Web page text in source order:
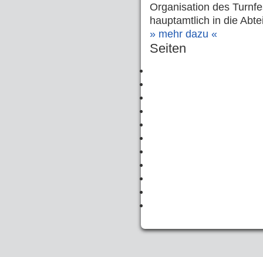
Organisation des
hauptamtlich in die
» mehr dazu «
Seiten